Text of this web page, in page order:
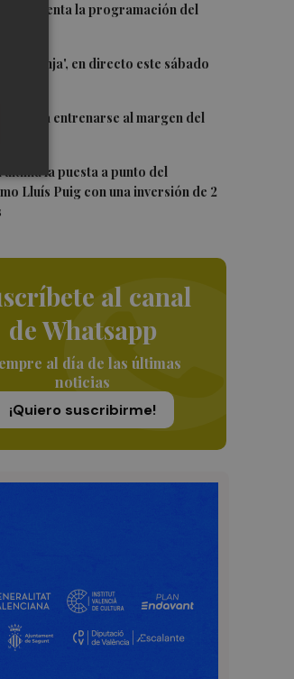
presenta la programación del
Taronja', en directo este sábado
a entrenarse al margen del
ultima la puesta a punto del
Lluís Puig con una inversión de 2
al canal
de Whatsapp
al día de las últimas
noticias
¡Quiero suscribirme!